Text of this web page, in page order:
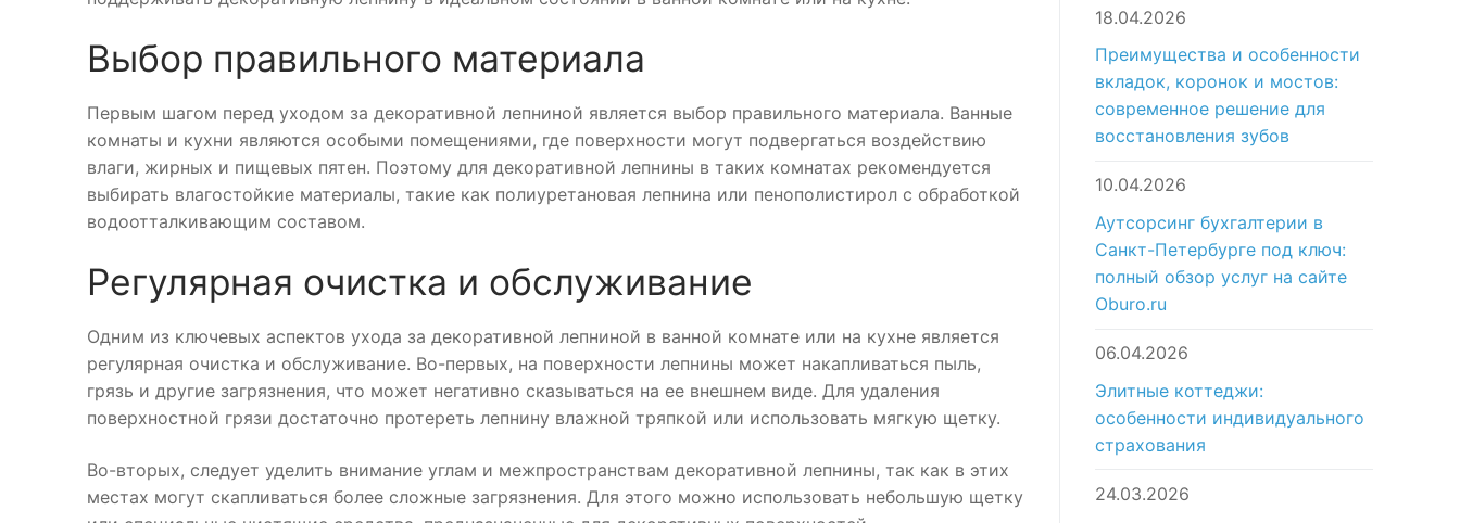
Выбор правильного материала
Первым шагом перед уходом за декоративной лепниной является выбор правильного материала. Ванные
комнаты и кухни являются особыми помещениями, где поверхности могут подвергаться воздействию
влаги, жирных и пищевых пятен. Поэтому для декоративной лепнины в таких комнатах рекомендуется
выбирать влагостойкие материалы, такие как полиуретановая лепнина или пенополистирол с обработкой
водоотталкивающим составом.
Регулярная очистка и обслуживание
Одним из ключевых аспектов ухода за декоративной лепниной в ванной комнате или на кухне является
регулярная очистка и обслуживание. Во-первых, на поверхности лепнины может накапливаться пыль,
грязь и другие загрязнения, что может негативно сказываться на ее внешнем виде. Для удаления
поверхностной грязи достаточно протереть лепнину влажной тряпкой или использовать мягкую щетку.
Во-вторых, следует уделить внимание углам и межпространствам декоративной лепнины, так как в этих
местах могут скапливаться более сложные загрязнения. Для этого можно использовать небольшую щетку
18.04.2026
Преимущества и особенности
вкладок, коронок и мостов:
современное решение для
восстановления зубов
10.04.2026
Аутсорсинг бухгалтерии в
Санкт-Петербурге под ключ:
полный обзор услуг на сайте
Oburo.ru
06.04.2026
Элитные коттеджи:
особенности индивидуального
страхования
24.03.2026